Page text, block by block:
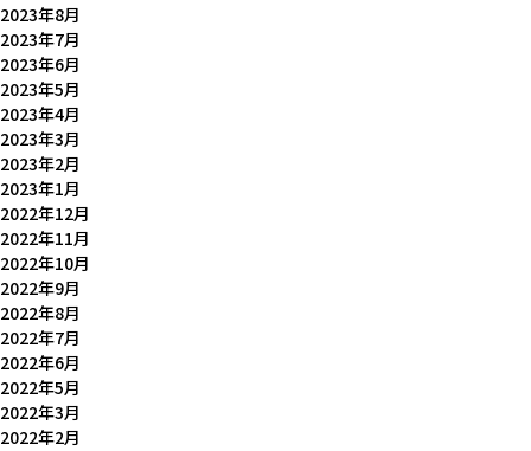
2023年8月
2023年7月
2023年6月
2023年5月
2023年4月
2023年3月
2023年2月
2023年1月
2022年12月
2022年11月
2022年10月
2022年9月
2022年8月
2022年7月
2022年6月
2022年5月
2022年3月
2022年2月